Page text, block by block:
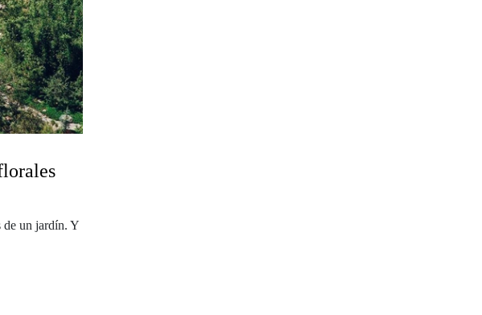
de un jardín. Y